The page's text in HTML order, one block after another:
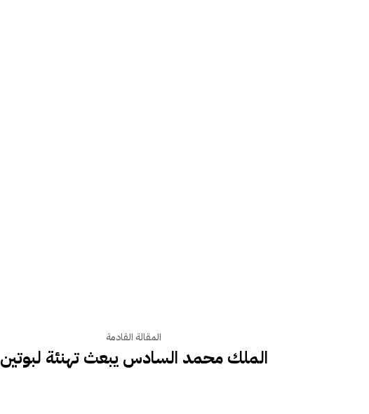
المقالة القادمة
الملك محمد السادس يبعث تهنئة لبوتين